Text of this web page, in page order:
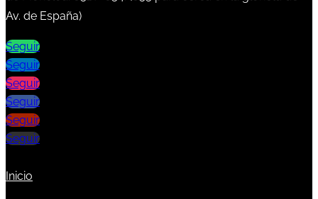
Av. de España)
Seguir
Seguir
Seguir
Seguir
Seguir
Seguir
Inicio